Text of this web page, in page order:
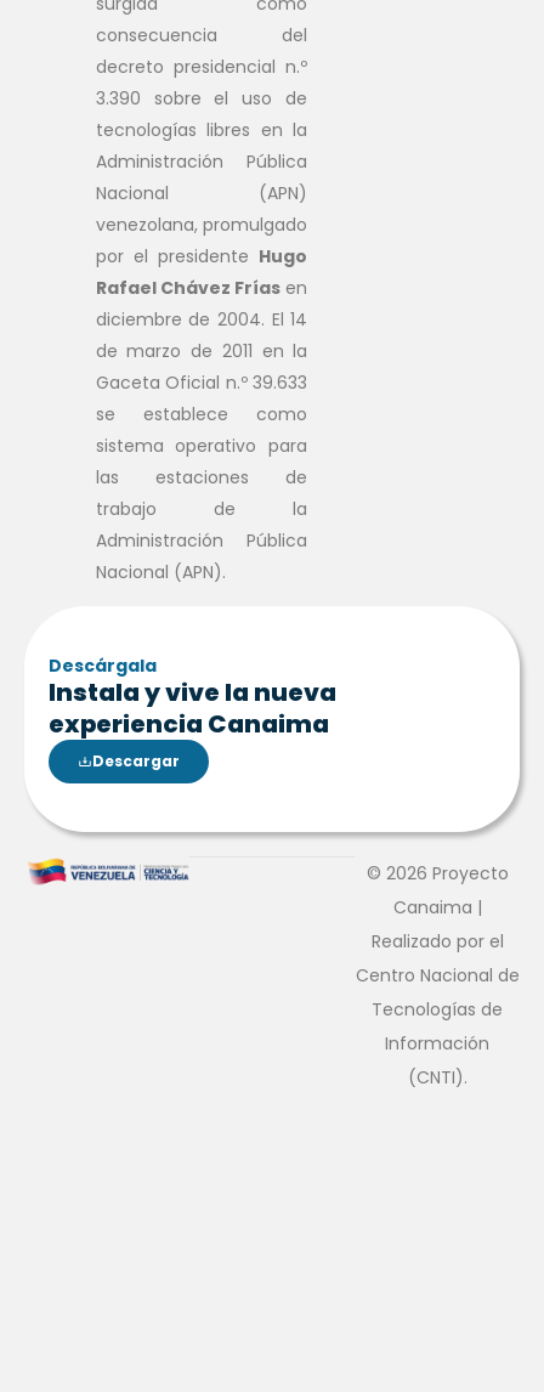
consecuencia del
decreto presidencial n.º
3.390 sobre el uso de
tecnologías libres en la
Administración Pública
Nacional (APN)
venezolana, promulgado
por el presidente Hugo
Rafael Chávez Frías en
diciembre de 2004. El 14
de marzo de 2011 en la
Gaceta Oficial n.º 39.633
se establece como
sistema operativo para
las estaciones de
trabajo de la
Administración Pública
Nacional (APN).
Descárgala
Instala y vive la nueva
experiencia Canaima
Descargar
© 2026 Proyecto
Canaima |
Realizado por el
Centro Nacional de
Tecnologías de
Información
(CNTI).